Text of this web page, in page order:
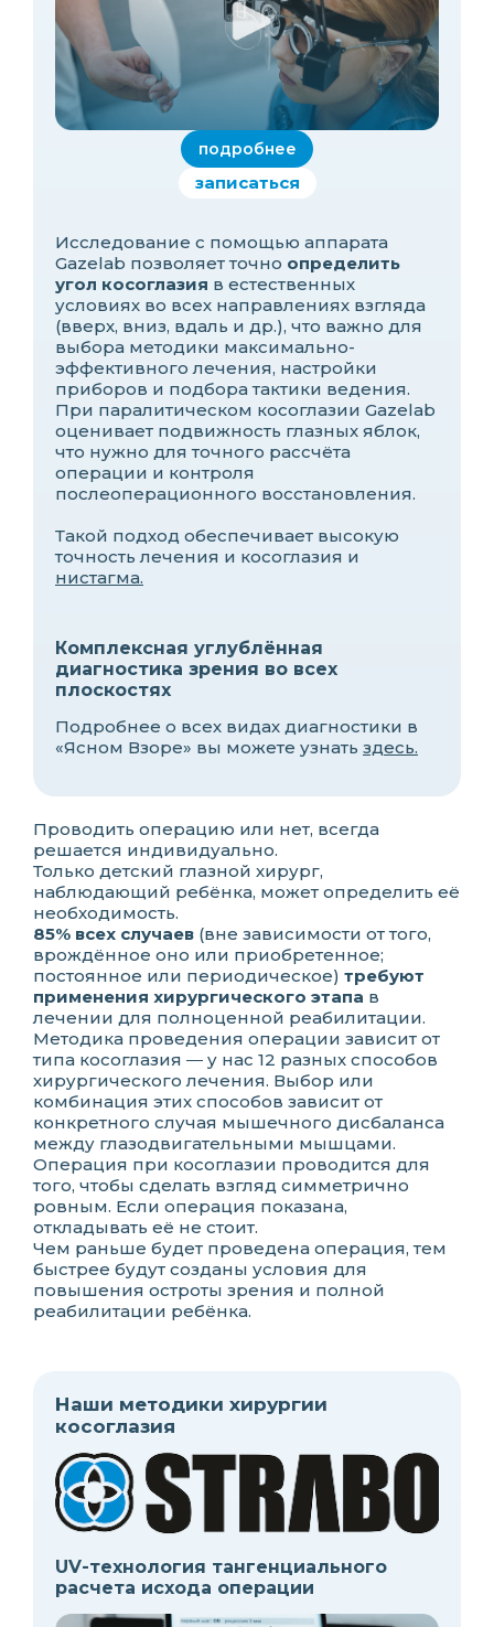
подробнее
записаться
Исследование с помощью аппарата
Gazelab позволяет точно определить
угол косоглазия в естественных
условиях во всех направлениях взгляда
(вверх, вниз, вдаль и др.), что важно для
выбора методики максимально-
эффективного лечения, настройки
приборов и подбора тактики ведения.
При паралитическом косоглазии Gazelab
оценивает подвижность глазных яблок,
что нужно для точного рассчёта
операции и контроля
послеоперационного восстановления.
Такой подход обеспечивает высокую
точность лечения и косоглазия и
нистагма.
Комплексная углублённая
диагностика зрения во всех
плоскостях
Подробнее о всех видах диагностики в
«Ясном Взоре» вы можете узнать здесь.
Проводить операцию или нет, всегда
решается индивидуально.
Только детский глазной хирург,
наблюдающий ребёнка, может определить её
необходимость.
85% всех случаев (вне зависимости от того,
врождённое оно или приобретенное;
постоянное или периодическое) требуют
применения хирургического этапа в
лечении для полноценной реабилитации.
Методика проведения операции зависит от
типа косоглазия ― у нас 12 разных способов
хирургического лечения. Выбор или
комбинация этих способов зависит от
конкретного случая мышечного дисбаланса
между глазодвигательными мышцами.
Операция при косоглазии проводится для
того, чтобы сделать взгляд симметрично
ровным. Если операция показана,
откладывать её не стоит.
Чем раньше будет проведена операция, тем
быстрее будут созданы условия для
повышения остроты зрения и полной
реабилитации ребёнка.
Наши методики хирургии
косоглазия
UV-технология тангенциального
расчета исхода операции